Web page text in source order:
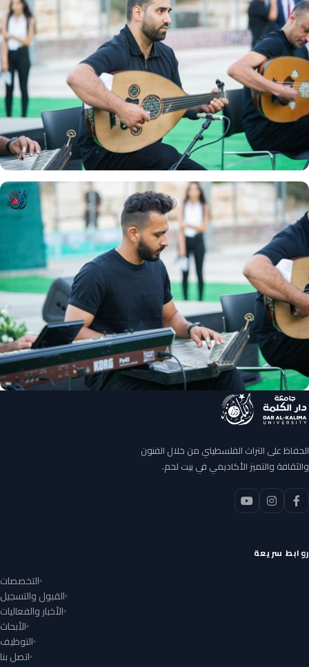
الحفاظ على التراث الفلسطيني من خلال الفنون
والثقافة والتميز الأكاديمي في بيت لحم.
روابط سريعة
التخصصات
القبول والتسجيل
الأخبار والفعاليات
الأبحاث
التوظيف
اتصل بنا